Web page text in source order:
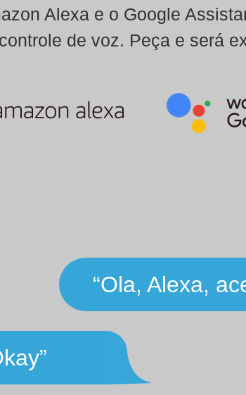
Alexa e o Google
de voz. Peça e será
“Ola, Alexa,